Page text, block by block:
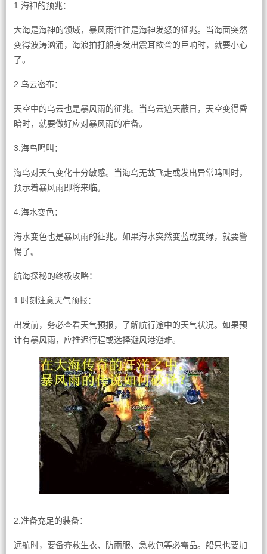
1.海神的预兆：
大海是海神的领域，暴风雨往往是海神发怒的征兆。当海面突然
变得波涛汹涌，海浪拍打船身发出震耳欲聋的巨响时，就要小心
了。
2.乌云密布：
天空中的乌云也是暴风雨的征兆。当乌云遮天蔽日，天空变得昏
暗时，就要做好应对暴风雨的准备。
3.海鸟鸣叫：
海鸟对天气变化十分敏感。当海鸟无故飞走或发出异常鸣叫时，
预示着暴风雨即将来临。
4.海水变色：
海水变色也是暴风雨的征兆。如果海水突然变蓝或变绿，就要警
惕了。
航海探秘的终极攻略：
1.时刻注意天气预报：
出发前，务必查看天气预报，了解航行途中的天气状况。如果预
计有暴风雨，应推迟行程或选择避风港避难。
2.准备充足的装备：
远航时，要备齐救生衣、防雨服、急救包等必需品。船只也要加